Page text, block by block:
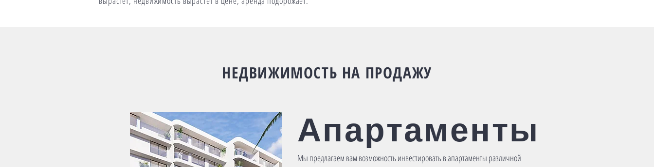
НЕДВИЖИМОСТЬ НА ПРОДАЖУ
Апартаменты
Мы предлагаем вам возможность инвестировать в апартаменты различной